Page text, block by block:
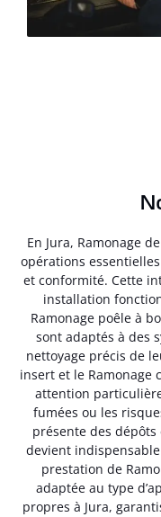
En Jura, Ramonage
opérations
et conformité. Cette
installation
Ramonage poêle à
sont adaptés à des
nettoyage précis de
insert et le Ramonage
attention
fumées ou les
présente des dépôts
devient
prestation de
adaptée au type
propres à Jura,